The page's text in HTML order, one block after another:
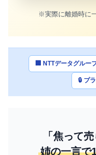
※実際に離婚時に
🏢 NTTデータグルー
🔒 プ
「焦って
姉の一言で